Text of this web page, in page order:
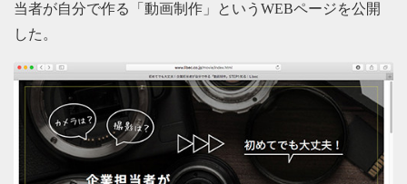
当者が自分で作る「動画制作」というWEBページを公開
した。